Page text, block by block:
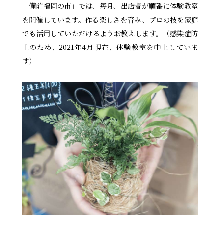
「備前福岡の市」では、毎月、出店者が順番に体験教室
を開催しています。作る楽しさを育み、プロの技を家庭
でも活用していただけるようお教えします。（感染症防
止のため、2021年4月現在、体験教室を中止していま
す）